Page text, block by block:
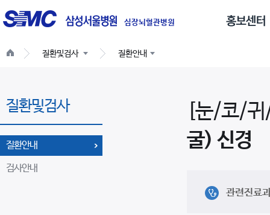
심장뇌혈관병원
글
로
네
이
션
질환및검사 질환안내
질환및검사
질환안내
검사안내
[눈/코/
굴) 신경
관련진료